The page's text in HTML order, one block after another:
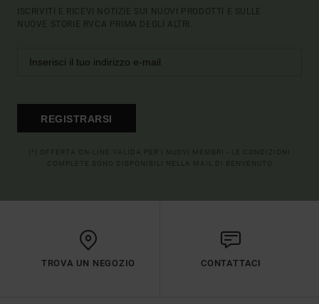
ISCRIVITI E RICEVI NOTIZIE SUI NUOVI PRODOTTI E SULLE
NUOVE STORIE RVCA PRIMA DEGLI ALTRI.
REGISTRARSI
TROVA UN NEGOZIO CONTATTACI